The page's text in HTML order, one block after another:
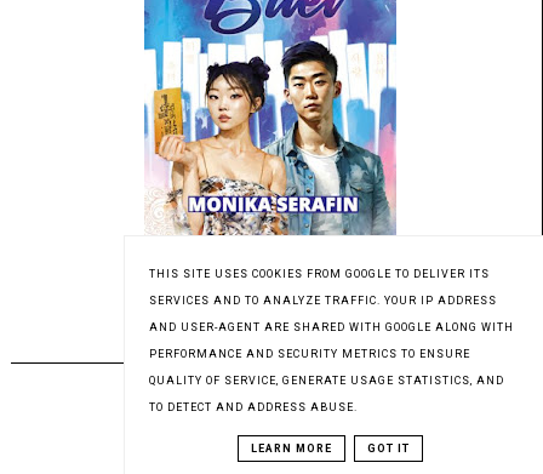
THIS SITE USES COOKIES FROM GOOGLE TO DELIVER ITS
SERVICES AND TO ANALYZE TRAFFIC. YOUR IP ADDRESS
AND USER-AGENT ARE SHARED WITH GOOGLE ALONG WITH
PERFORMANCE AND SECURITY METRICS TO ENSURE
QUALITY OF SERVICE, GENERATE USAGE STATISTICS, AND
TO DETECT AND ADDRESS ABUSE.
LEARN MORE GOT IT